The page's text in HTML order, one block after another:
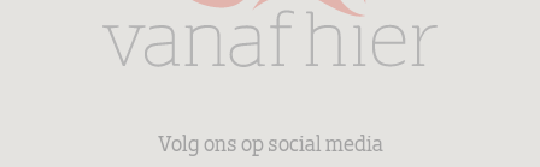
Volg ons op social media